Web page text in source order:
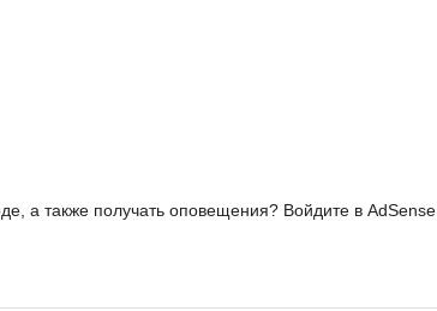
а также получать оповещения? Войдите в AdSense